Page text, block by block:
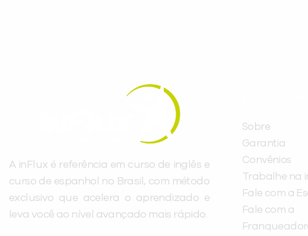
A inFlux é referência em curso de inglês e
curso de espanhol no Brasil, com método
exclusivo que acelera o aprendizado e
leva você ao nível avançado mais rápido.
Sobre
Garantia
Convênios
Trabalhe na
Fale com a
Fale com a